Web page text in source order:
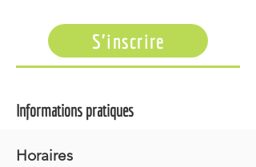
S'inscrire
Informations pratiques
Horaires